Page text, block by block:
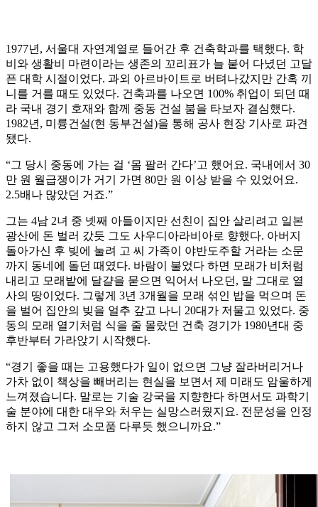
1977년, 서울대 자연계열로 들어간 후 건축학과를 택했다. 학
비와 생활비 마련이라는 생존의 꼬리표가 늘 붙어 다녔던 고달
픈 대학 시절이었다. 과외 아르바이트로 버텨나갔지만 간혹 끼
니를 거를 때도 있었다. 건축과를 나오면 100% 취업이 되던 때
라 국내 경기 호재와 함께 중동 건설 붐을 타보자 결심했다.
1982년, 미륭건설(현 동부건설)을 통해 공사 현장 기사로 파견
됐다.
“그 당시 중동에 가는 걸 ‘몸 팔러 간다’고 했어요. 국내에서 30
만 원 월급쟁이가 거기 가면 80만 원 이상 받을 수 있었어요.
2.5배나 많았던 거죠.”
그는 4남 2녀 중 넷째 아들이지만 선친이 집안 살리려고 일본
광산에 돈 벌러 갔듯 그도 사우디아라비아로 향했다. 아버지
돌아가신 후 빚에 눌려 고 씨 가족이 야반도주할 거라는 소문
까지 동네에 돌던 때였다. 바람이 불었다 하면 모래가 비처럼
내리고 모래밭에 달걀을 묻으면 익어서 나오던, 말 그대로 열
사의 땅이었다. 그렇게 3년 3개월을 모래 섞인 밥을 먹으며 돈
을 벌어 집안의 빚을 얼추 갚고 나니 20대가 저물고 있었다. 중
동의 모래 열기처럼 식을 줄 몰랐던 건축 경기가 1980년대 중
후반부터 가라앉기 시작했다.
“경기 좋을 때는 고용했다가 일이 없으면 그냥 잘라버리거나
가차 없이 책상을 빼버리는 현실을 보면서 제 미래도 암울하게
느껴졌습니다. 말로는 기술 강국을 지향한다 하면서도 과학기
술 분야에 대한 대우와 처우는 실망스러웠지요. 전문성을 인정
하지 않고 그저 소모품 다루듯 했으니까요.”